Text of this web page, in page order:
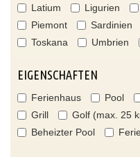
Latium
Ligurien
Piemont
Sardinien
Toskana
Umbrien
EIGENSCHAFTEN
Ferienhaus Pool
Grill
Golf (max. 25
Beheizter Pool